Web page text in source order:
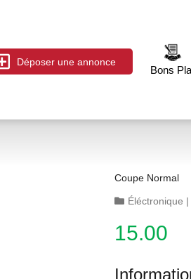
Déposer une annonce
Bons
Coupe Normal
Éléctronique |
15.00